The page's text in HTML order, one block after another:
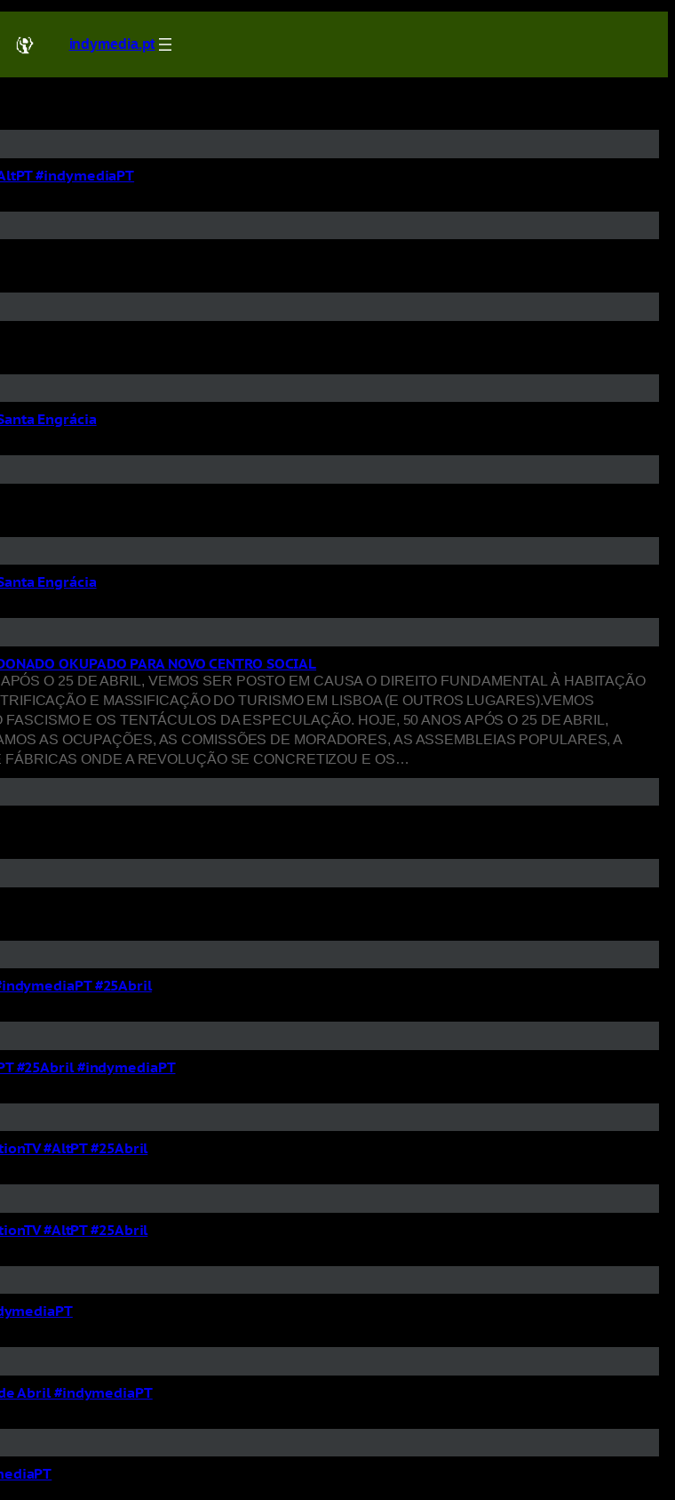
indymedia.pt
#indymediaPT
Engrácia
Engrácia
OKUPADO PARA NOVO CENTRO SOCIAL
O 25 DE ABRIL, VEMOS SER POSTO EM CAUSA O DIREITO FUNDAMENTAL À HABITAÇÃO
E MASSIFICAÇÃO DO TURISMO EM LISBOA (E OUTROS LUGARES).VEMOS
E OS TENTÁCULOS DA ESPECULAÇÃO. HOJE, 50 ANOS APÓS O 25 DE ABRIL,
AS OCUPAÇÕES, AS COMISSÕES DE MORADORES, AS ASSEMBLEIAS POPULARES, A
ONDE A REVOLUÇÃO SE CONCRETIZOU E OS…
#25Abril
#25Abril #indymediaPT
#AltPT #25Abril
#AltPT #25Abril
Abril #indymediaPT